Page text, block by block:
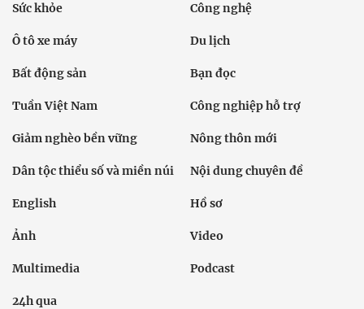
Sức khỏe Công nghệ
Ô tô xe máy Du lịch
Bất động sản Bạn đọc
Tuần Việt Nam Công nghiệp hỗ trợ
Giảm nghèo bền vững Nông thôn mới
Dân tộc thiểu số và miền núi Nội dung chuyên đề
English Hồ sơ
Ảnh Video
Multimedia Podcast
24h qua